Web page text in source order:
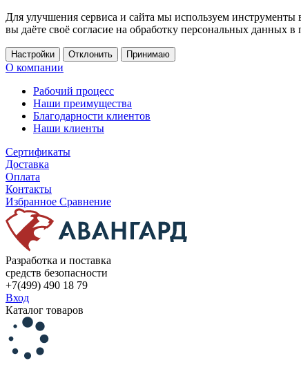
Для улучшения сервиса и сайта мы используем
вы даёте своё согласие на обработку персональных данных в
Настройки Отклонить Принимаю
О компании
Рабочий процесс
Наши преимущества
Благодарности клиентов
Наши клиенты
Сертификаты
Доставка
Оплата
Контакты
Избранное Сравнение
Разработка и поставка
средств безопасности
+7(499) 490 18 79
Вход
Каталог товаров